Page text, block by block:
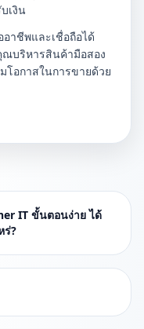
เงิน
าชีพและเชื่อถือได้
บริหารสินค้ามือสอง
โอกาสในการขายด้วย
IT ขั้นตอนง่าย ได้
ร่?